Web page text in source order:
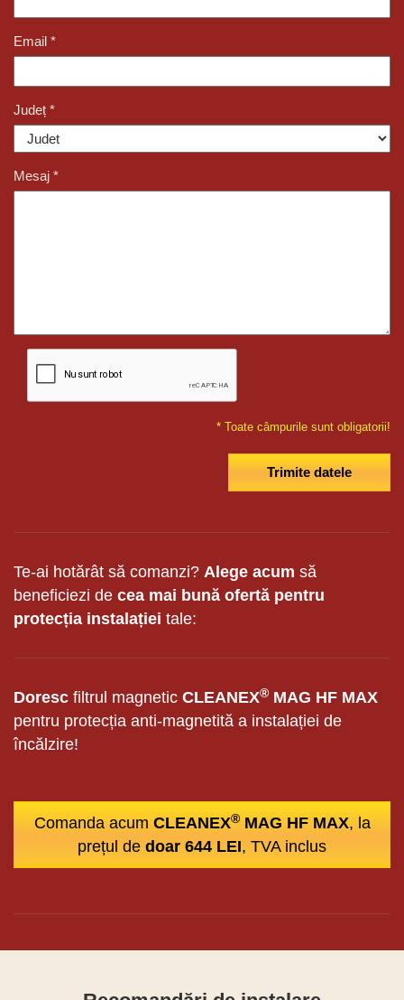
Email *
Județ *
Mesaj *
* Toate câmpurile sunt obligatorii!
Te-ai hotărât să comanzi? Alege acum să
beneficiezi de cea mai bună ofertă pentru
protecția instalației tale:
Doresc filtrul magnetic CLEANEX® MAG HF MAX
pentru protecția anti-magnetită a instalației de
încălzire!
Comanda acum CLEANEX®MAG HF MAX, la
prețul de doar 644 LEI, TVA inclus